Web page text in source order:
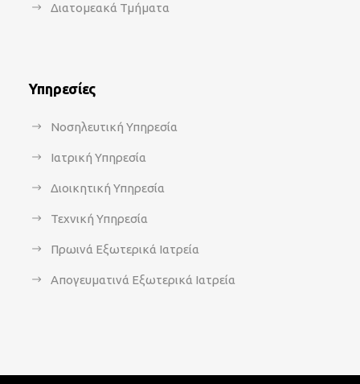
Διατομεακά Τμήματα
Υπηρεσίες
Νοσηλευτική Υπηρεσία
Ιατρική Υπηρεσία
Διοικητική Υπηρεσία
Τεχνική Υπηρεσία
Πρωινά Εξωτερικά Ιατρεία
Απογευματινά Εξωτερικά Ιατρεία